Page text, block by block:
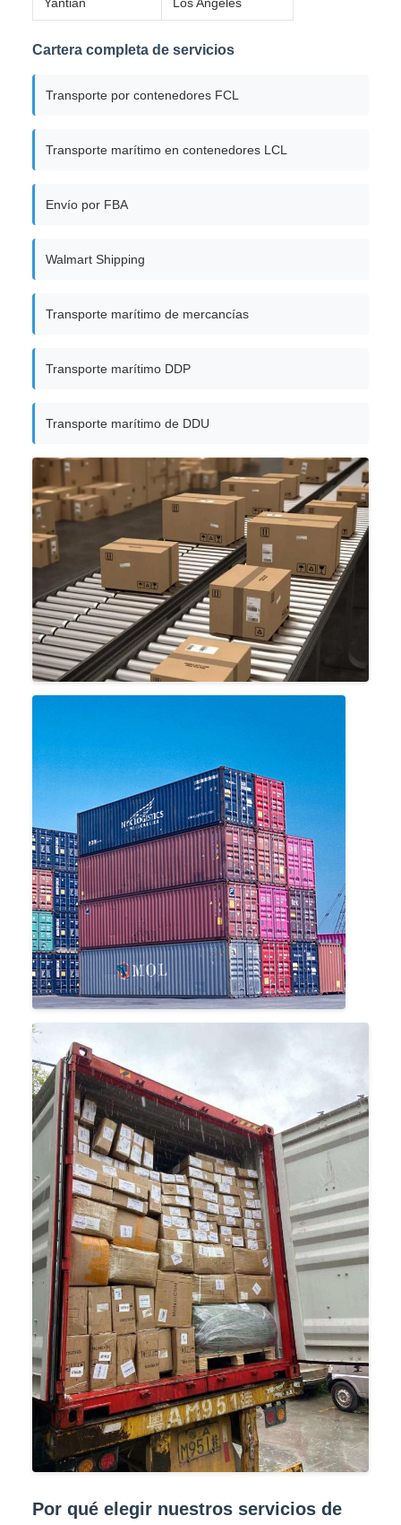
Cartera completa de servicios
Transporte por contenedores FCL
Transporte marítimo en contenedores LCL
Envío por FBA
Walmart Shipping
Transporte marítimo de mercancías
Transporte marítimo DDP
Transporte marítimo de DDU
Por qué elegir nuestros servicios de